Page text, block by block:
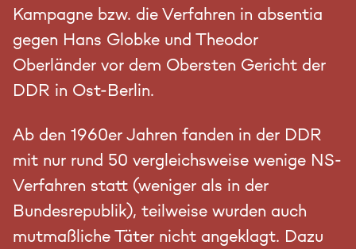
Kampagne bzw. die Verfahren in absentia
gegen Hans Globke und Theodor
Oberländer vor dem Obersten Gericht der
DDR in Ost-Berlin.
Ab den 1960er Jahren fanden in der DDR
mit nur rund 50 vergleichsweise wenige NS-
Verfahren statt (weniger als in der
Bundesrepublik), teilweise wurden auch
mutmaßliche Täter nicht angeklagt. Dazu